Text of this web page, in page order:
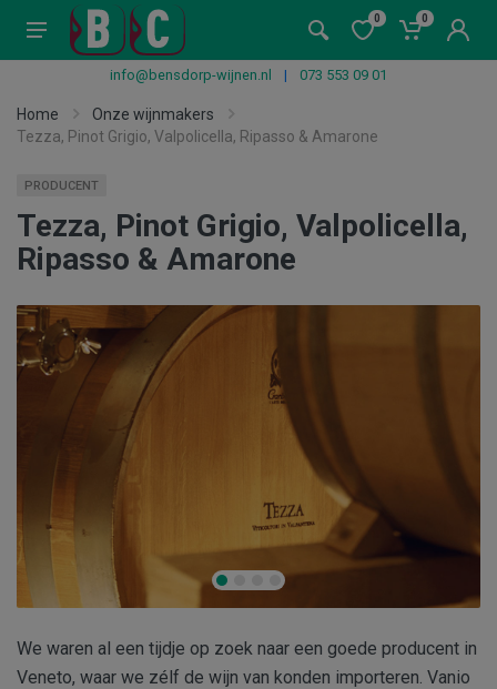
0 0
info@bensdorp-wijnen.nl | 073 553 09 01
Home
Onze wijnmakers
Tezza, Pinot Grigio, Valpolicella, Ripasso & Amarone
PRODUCENT
Tezza, Pinot Grigio, Valpolicella,
Ripasso & Amarone
We waren al een tijdje op zoek naar een goede producent in
Veneto, waar we zélf de wijn van konden importeren. Vanio